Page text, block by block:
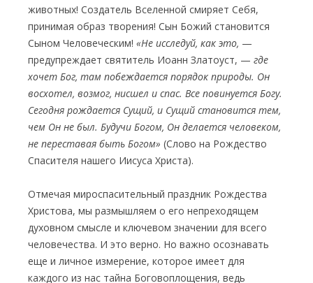
животных! Создатель Вселенной смиряет Себя,
принимая образ творения! Сын Божий становится
Сыном Человеческим! «Не исследуй, как это, —
предупреждает святитель Иоанн Златоуст, — где
хочет Бог, там побеждается порядок природы. Он
восхотел, возмог, нисшел и спас. Все повинуется Богу.
Сегодня рождается Сущий, и Сущий становится тем,
чем Он не был. Будучи Богом, Он делается человеком,
не переставая быть Богом» (Слово на Рождество
Спасителя нашего Иисуса Христа).
Отмечая мироспасительный праздник Рождества
Христова, мы размышляем о его непреходящем
духовном смысле и ключевом значении для всего
человечества. И это верно. Но важно осознавать
еще и личное измерение, которое имеет для
каждого из нас тайна Боговоплощения, ведь